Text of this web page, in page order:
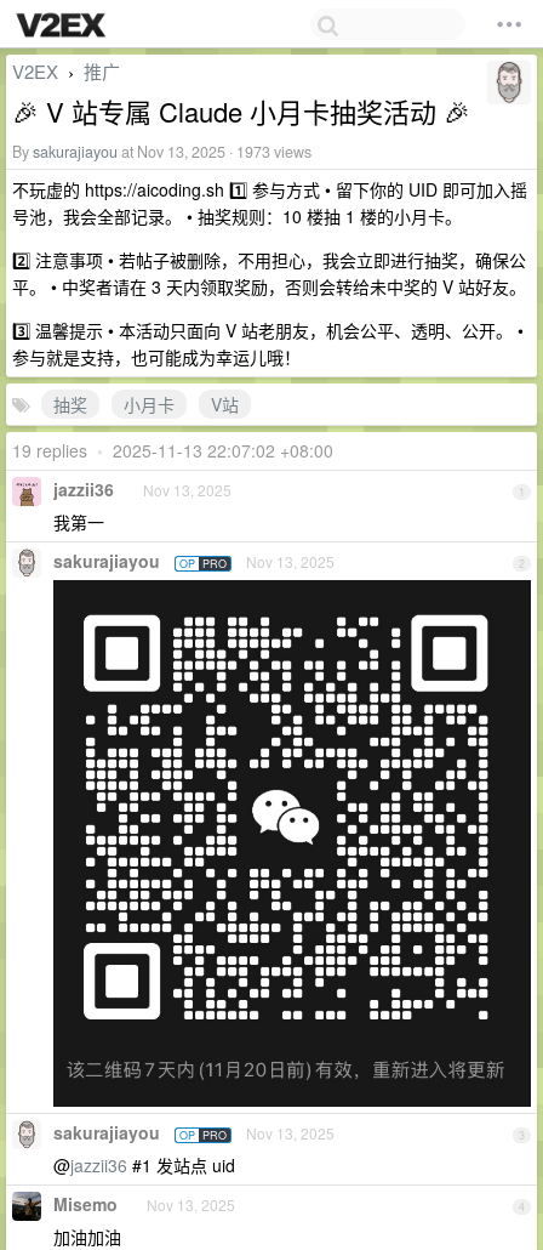
V2EX › 推广
🎉 V 站专属 Claude 小月卡抽奖活动 🎉
Bysakurajiayou at Nov 13, 2025 · 1973 views
不玩虚的 h ‍t‍t‍p‍s://a‎i‎c‎o‎d‎ing.s‎h 1️⃣ 参与方式 • 留下你的 UID 即可加入摇
号池，我会全部记录。 • 抽奖规则：10 楼抽 1 楼的小月卡。
2️⃣ 注意事项 • 若帖子被删除，不用担心，我会立即进行抽奖，确保公
平。 • 中奖者请在 3 天内领取奖励，否则会转给未中奖的 V 站好友。
3️⃣ 温馨提示 • 本活动只面向 V 站老朋友，机会公平、透明、公开。 •
参与就是支持，也可能成为幸运儿哦！
抽奖
小月卡
V站
19 replies • 2025-11-13 22:07:02 +08:00
1
jazzii36 Nov 13, 2025
我第一
2
sakurajiayou OP PRO Nov 13, 2025
3
sakurajiayou OP PRO Nov 13, 2025
@jazzii36 #1 发站点 uid
4
Misemo Nov 13, 2025
加油加油